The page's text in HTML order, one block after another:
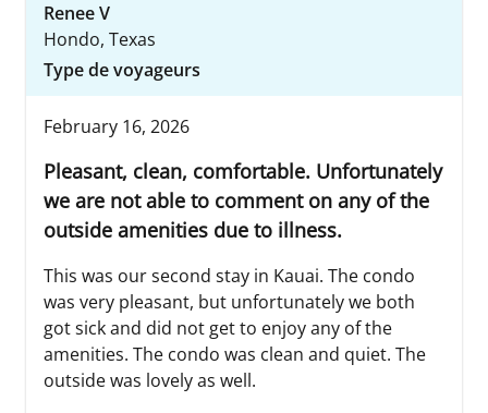
Renee V
Hondo, Texas
Type de voyageurs
February 16, 2026
Pleasant, clean, comfortable. Unfortunately
we are not able to comment on any of the
outside amenities due to illness.
This was our second stay in Kauai. The condo
was very pleasant, but unfortunately we both
got sick and did not get to enjoy any of the
amenities. The condo was clean and quiet. The
outside was lovely as well.